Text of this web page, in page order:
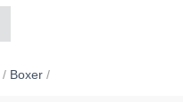
/ Boxer /